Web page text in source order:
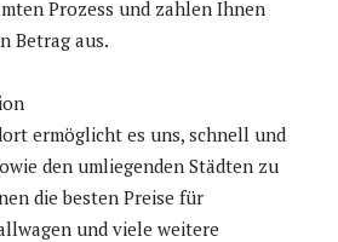
Prozess und zahlen Ihnen
Betrag aus.
ermöglicht es uns, schnell und
den umliegenden Städten zu
die besten Preise für
und viele weitere